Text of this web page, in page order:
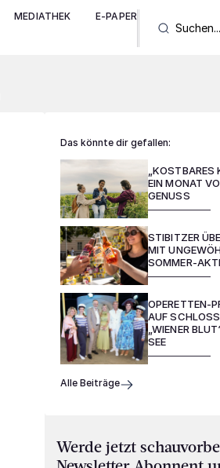
MEDIATHEK E-PAPER
Das könnte dir gefallen:
„KOSTBARES
EIN MONAT
GENUSS
STIBITZER
MIT
SOMMER-
OPERETTEN-
AUF
„WIENER
SEE
Alle Beiträge
Werde jetzt